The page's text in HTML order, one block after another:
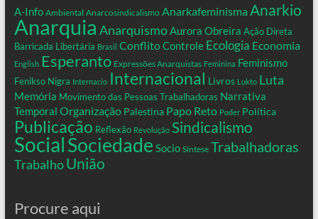
A-Info Ambiental Anarcosindicalismo Anarkafeminisma Anarkio
Anarquia AnarquismoAurora Obreira Ação Direta
Barricada Libertária Brasil ConflitoControle Ecologia Economia
English Esperanto Expressões Anarquistas Feminina Feminismo
Fenikso Nigra Internacio Internacional Livros Lukto Luta
Memória Movimento das Pessoas Trabalhadoras Narrativa
Temporal Organização Palestina Papo Reto Poder Política
Publicação Reflexão Revolução Sindicalismo
SocialSociedade Socio Síntese Trabalhadoras
Trabalho União
Procure aqui